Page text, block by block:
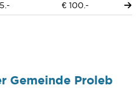
€ 100.-
Gemeinde Proleb